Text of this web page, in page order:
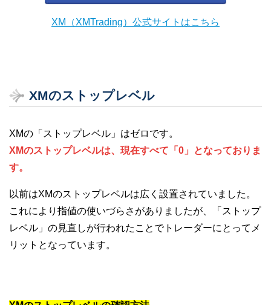
XM（XMTrading）公式サイトはこちら
XMのストップレベル
XMの「ストップレベル」はゼロです。
XMのストップレベルは、現在すべて「0」となっておりま
す。
以前はXMのストップレベルは広く設置されていました。
これにより指値の使いづらさがありましたが、「ストップ
レベル」の見直しが行われたことでトレーダーにとってメ
リットとなっています。